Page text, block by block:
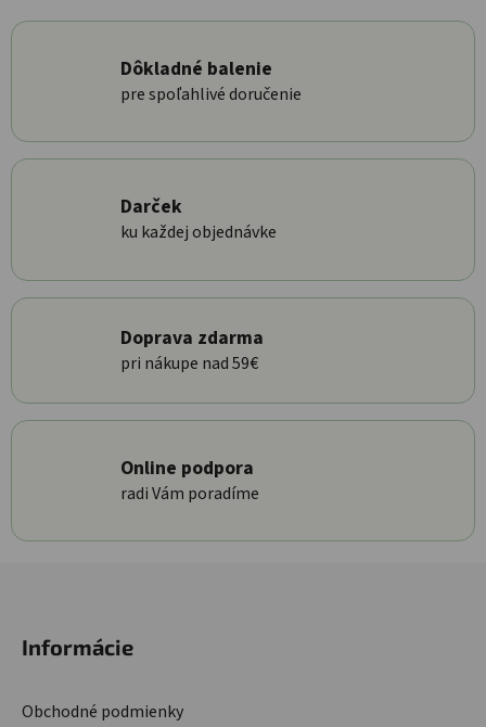
Dôkladné balenie
pre spoľahlivé doručenie
Darček
ku každej objednávke
Doprava zdarma
pri nákupe nad 59€
Online podpora
radi Vám poradíme
Informácie
Obchodné podmienky